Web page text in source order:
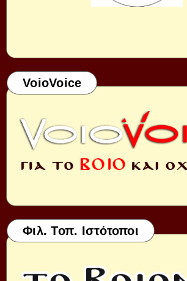
VoioVoice
Φιλ. Τοπ. Ιστότοποι